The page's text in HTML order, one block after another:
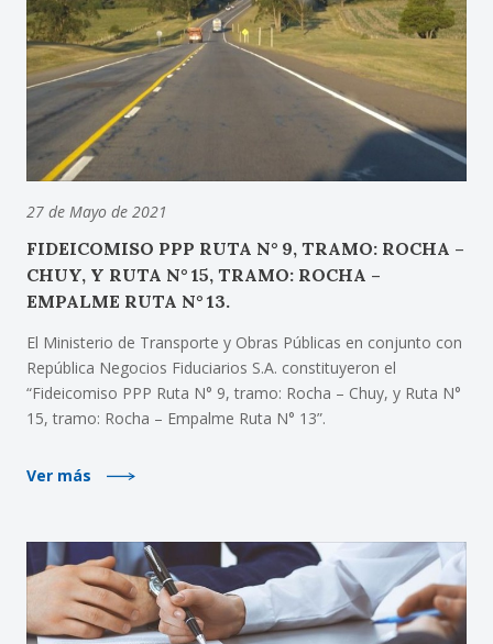
27 de Mayo de 2021
FIDEICOMISO PPP RUTA N° 9, TRAMO: ROCHA –
CHUY, Y RUTA N° 15, TRAMO: ROCHA –
EMPALME RUTA N° 13.
El Ministerio de Transporte y Obras Públicas en conjunto con
República Negocios Fiduciarios S.A. constituyeron el
“Fideicomiso PPP Ruta N° 9, tramo: Rocha – Chuy, y Ruta N°
15, tramo: Rocha – Empalme Ruta N° 13”.
Ver más